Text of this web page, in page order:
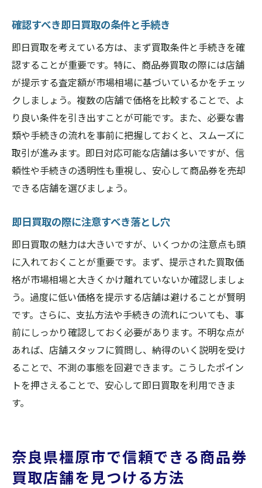
確認すべき即日買取の条件と手続き
即日買取を考えている方は、まず買取条件と手続きを確
認することが重要です。特に、商品券買取の際には店舗
が提示する査定額が市場相場に基づいているかをチェッ
クしましょう。複数の店舗で価格を比較することで、よ
り良い条件を引き出すことが可能です。また、必要な書
類や手続きの流れを事前に把握しておくと、スムーズに
取引が進みます。即日対応可能な店舗は多いですが、信
頼性や手続きの透明性も重視し、安心して商品券を売却
できる店舗を選びましょう。
即日買取の際に注意すべき落とし穴
即日買取の魅力は大きいですが、いくつかの注意点も頭
に入れておくことが重要です。まず、提示された買取価
格が市場相場と大きくかけ離れていないか確認しましょ
う。過度に低い価格を提示する店舗は避けることが賢明
です。さらに、支払方法や手続きの流れについても、事
前にしっかり確認しておく必要があります。不明な点が
あれば、店舗スタッフに質問し、納得のいく説明を受け
ることで、不測の事態を回避できます。こうしたポイン
トを押さえることで、安心して即日買取を利用できま
す。
奈良県橿原市で信頼できる商品券
買取店舗を見つける方法